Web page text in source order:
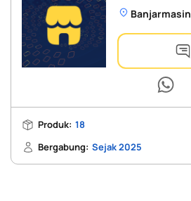
Banjarmasin
Produk: 18
Bergabung: Sejak 2025